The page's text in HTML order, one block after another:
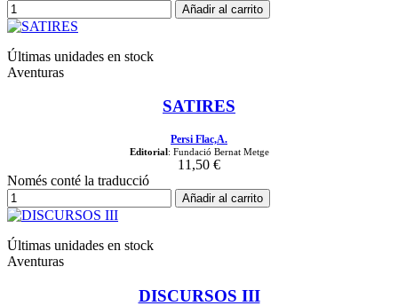
Añadir al carrito
Últimas unidades en stock
Aventuras
SATIRES
Persi Flac,A.
Editorial: Fundació Bernat Metge
11,50 €
Només conté la traducció
Añadir al carrito
Últimas unidades en stock
Aventuras
DISCURSOS III